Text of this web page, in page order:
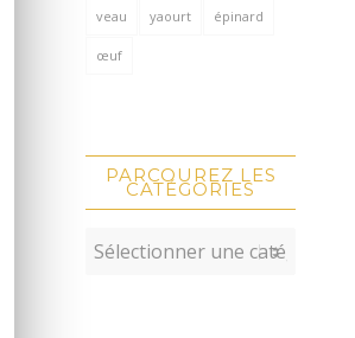
veau yaourt épinard
œuf
PARCOUREZ LES
CATÉGORIES